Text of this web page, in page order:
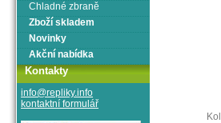
Chladné zbraně
Zboží skladem
Novinky
Akční nabídka
Kontakty
info@repliky.info
kontaktní formulář